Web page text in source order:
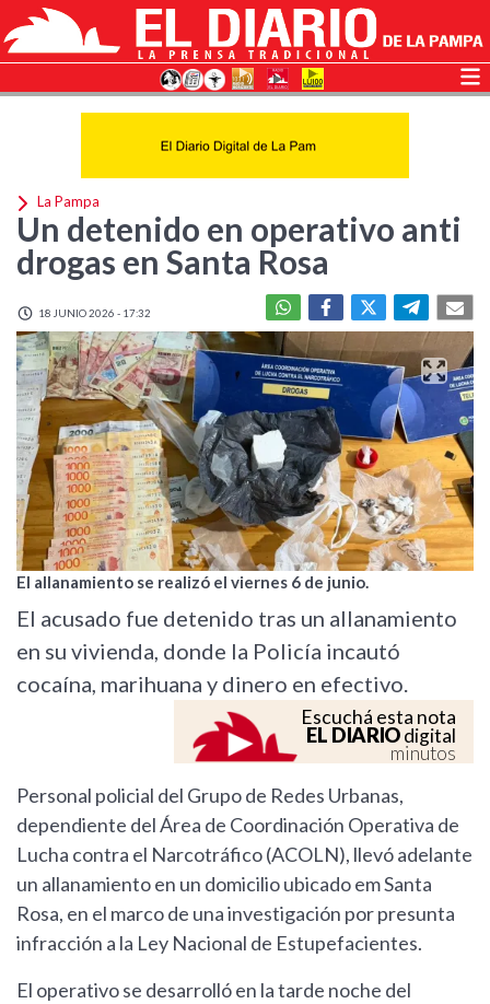
La Pampa
Un detenido en operativo anti
drogas en Santa Rosa
18 JUNIO 2026 - 17:32
El allanamiento se realizó el viernes 6 de junio.
El acusado fue detenido tras un allanamiento
en su vivienda, donde la Policía incautó
cocaína, marihuana y dinero en efectivo.
Escuchá esta nota
EL DIARIOdigital
minutos
Personal policial del Grupo de Redes Urbanas,
dependiente del Área de Coordinación Operativa de
Lucha contra el Narcotráfico (ACOLN), llevó adelante
un allanamiento en un domicilio ubicado em Santa
Rosa, en el marco de una investigación por presunta
infracción a la Ley Nacional de Estupefacientes.
El operativo se desarrolló en la tarde noche del